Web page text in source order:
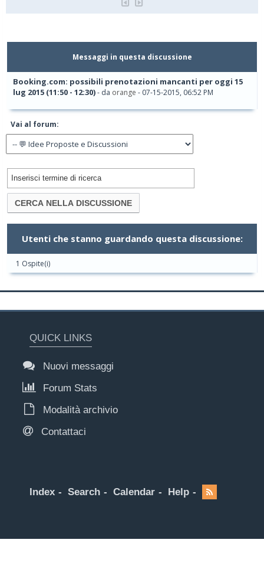
Messaggi in questa discussione
Booking.com: possibili prenotazioni mancanti per oggi 15
lug 2015 (11:50 - 12:30)- da orange - 07-15-2015, 06:52 PM
Vai al forum:
Utenti che stanno guardando questa discussione:
1 Ospite(i)
QUICK LINKS
Nuovi messaggi
Forum Stats
Modalità archivio
Contattaci
Index Search Calendar Help